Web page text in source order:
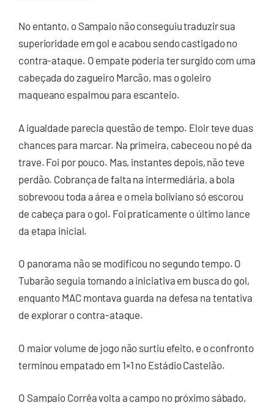
No entanto, o Sampaio não conseguiu traduzir sua
superioridade em gol e acabou sendo castigado no
contra-ataque. O empate poderia ter surgido com uma
cabeçada do zagueiro Marcão, mas o goleiro
maqueano espalmou para escanteio.
A igualdade parecia questão de tempo. Eloir teve duas
chances para marcar. Na primeira, cabeceou no pé da
trave. Foi por pouco. Mas, instantes depois, não teve
perdão. Cobrança de falta na intermediária, a bola
sobrevoou toda a área e o meia boliviano só escorou
de cabeça para o gol. Foi praticamente o último lance
da etapa inicial.
O panorama não se modificou no segundo tempo. O
Tubarão seguia tomando a iniciativa em busca do gol,
enquanto MAC montava guarda na defesa na tentativa
de explorar o contra-ataque.
O maior volume de jogo não surtiu efeito, e o confronto
terminou empatado em 1×1 no Estádio Castelão.
O Sampaio Corrêa volta a campo no próximo sábado,